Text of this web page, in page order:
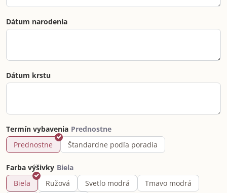
Dátum narodenia
Dátum krstu
Termín vybavenia
Prednostne
Štandardne podľa poradia
Farba výšivky
Biela
Ružová Svetlo modrá
Tmavo modrá